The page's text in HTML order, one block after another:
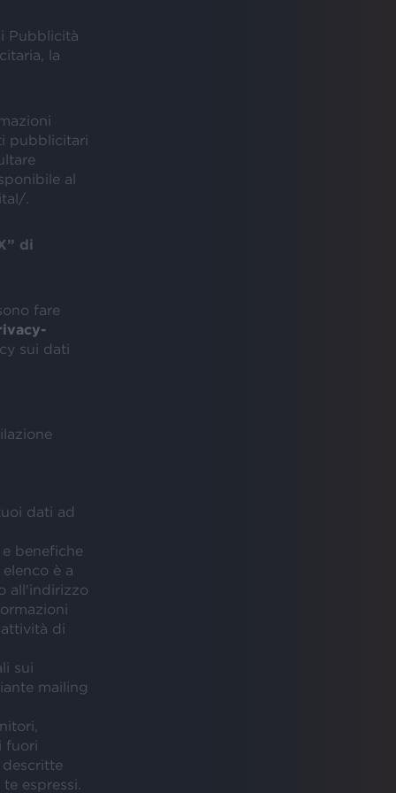
Pubblicità
la
pubblicitari
al
.
di
fare
sui dati
dati ad
benefiche
è a
all'indirizzo
di
sui
mailing
fuori
descritte
espressi.